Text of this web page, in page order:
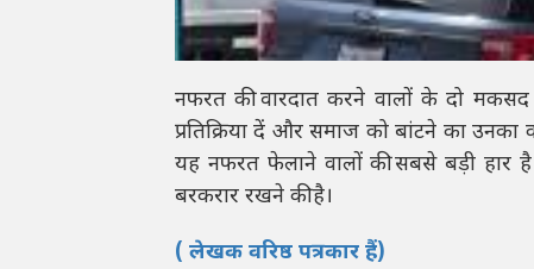
नफरत की वारदात करने वालों के दो
प्रतिक्रिया दें और समाज को बांटने का
यह नफरत फेलाने वालों की सबसे बड़ी हार
बरकरार रखने की है।
( लेखक वरिष्ठ पत्रकार हैं)